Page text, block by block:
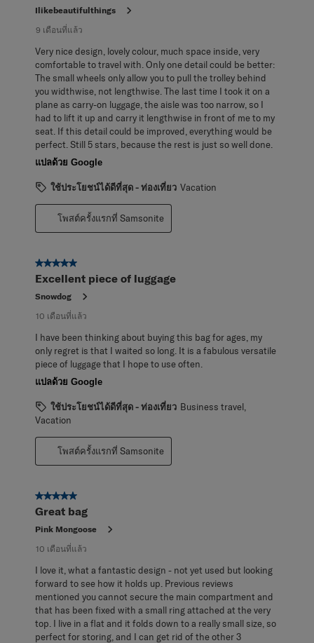
Ilikebeautifulthings
9 เดือนที่แล้ว
Very nice design, lovely colour, much space inside, very
comfortable to travel with. Only one detail could be better:
The small wheels only allow you to pull the trolley behind
you widthwise, not lengthwise. The last time I took it on a
plane as carry-on luggage, the aisle was too narrow, so I
had to lift it up and carry it lengthwise in front of me to my
seat. If this detail could be improved, everything would be
perfect. Still 5 stars, because the rest is just so well done.
แปลด้วย Google
ใช้ประโยชน์ได้ดีที่สุด - ท่องเที่ยว Vacation
โพสต์ครั้งแรกที่ Samsonite
5 จาก 5 ดาว
Excellent piece of luggage
Snowdog
10 เดือนที่แล้ว
I have been thinking about buying this bag for ages, my
only regret is that I waited so long. It is a fabulous versatile
piece of luggage that I hope to use often.
แปลด้วย Google
ใช้ประโยชน์ได้ดีที่สุด - ท่องเที่ยว Business travel,
Vacation
โพสต์ครั้งแรกที่ Samsonite
5 จาก 5 ดาว
Great bag
Pink Mongoose
10 เดือนที่แล้ว
I love it, what a fantastic design - not yet used but looking
forward to see how it holds up. Previous reviews
mentioned you cannot secure the main compartment and
that has been fixed with a small ring attached at the very
top. I live in a flat and it folds down to a really small size, so
perfect for storing, and I can get rid of the other 3